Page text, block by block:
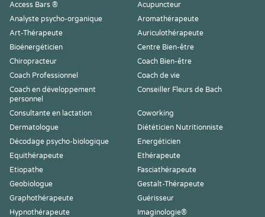
Access Bars ®
Acupuncteur
Analyste psycho-organique
Aromathérapeute
Art-Thérapeute
Auriculothérapeute
Bioénergéticien
Centre Bien-être
Chiropracteur
Coach Bien-être
Coach Professionnel
Coach de vie
Coach en développement
personnel
Conseiller Fleurs de Bach
Consultante en lactation
Coworking
Dermatologue
Diététicien Nutritionniste
Décodage psycho-biologique
Energéticien
Equithérapeute
Ethérapeute
Etiopathe
Fasciathérapeute
Geobiologue
Gestalt-Thérapeute
Graphothérapeute
Guérisseur
Hypnothérapeute
Imaginologie®